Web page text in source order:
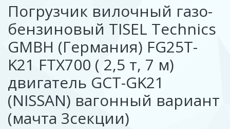
Погрузчик вилочный газо-
бензиновый TISEL Technics
GMBH (Германия) FG25T-
K21 FTX700 ( 2,5 т, 7 м)
двигатель GCT-GK21
(NISSAN) вагонный вариант
(мачта 3секции)